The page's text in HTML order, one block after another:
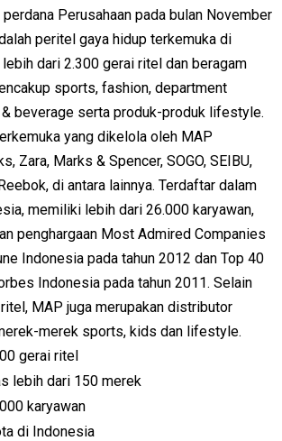
Perusahaan pada bulan November
peritel gaya hidup terkemuka di
dari 2.300 gerai ritel dan beragam
sports, fashion, department
beverage serta produk-produk lifestyle.
yang dikelola oleh MAP
Zara, Marks & Spencer, SOGO, SEIBU,
di antara lainnya. Terdaftar dalam
memiliki lebih dari 26.000 karyawan,
penghargaan Most Admired Companies
Indonesia pada tahun 2012 dan Top 40
Indonesia pada tahun 2011. Selain
MAP juga merupakan distributor
merek sports, kids dan lifestyle.
gerai ritel
lebih dari 150 merek
karyawan
di Indonesia